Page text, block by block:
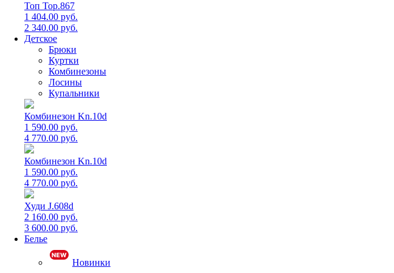
Топ Top.867
1 404.00 руб.
2 340.00 руб.
Детское
Брюки
Куртки
Комбинезоны
Лосины
Купальники
Комбинезон Kn.10d
1 590.00 руб.
4 770.00 руб.
Комбинезон Kn.10d
1 590.00 руб.
4 770.00 руб.
Худи J.608d
2 160.00 руб.
3 600.00 руб.
Белье
Новинки